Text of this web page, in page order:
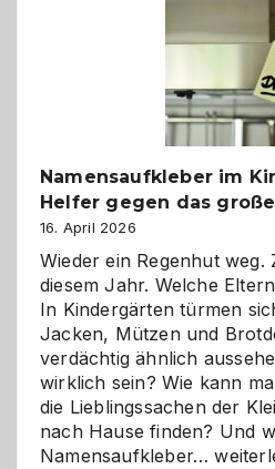
Namensaufkleber im
Helfer gegen das
16. April 2026
Wieder ein Regenhut weg.
diesem Jahr. Welche
In Kindergärten türmen
Jacken, Mützen und
verdächtig ähnlich
wirklich sein? Wie kann
die Lieblingssachen der
nach Hause finden? Und
Namensaufkleber…